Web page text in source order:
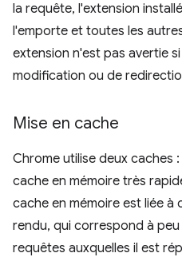
la requête, l'extension
l'emporte et toutes les
extension n'est pas avertie
modification ou de
Mise en cache
Chrome utilise deux caches
cache en mémoire très
cache en mémoire est liée à
rendu, qui correspond à
requêtes auxquelles il est